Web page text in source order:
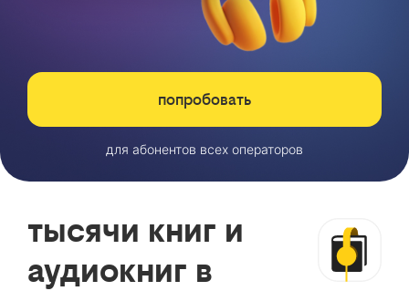
попробовать
для абонентов всех операторов
тысячи книг и
аудиокниг в